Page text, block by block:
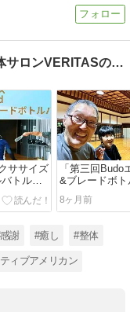
【心と身体と魂つなぐ癒し】整体サロンVERITASのブログ
ササイズ
トルワ
催いたし
「第三回Budo
&ブレードボ
ークショップ
ました
8ヶ月前
謝 #癒し #整体
ィブアメリカン